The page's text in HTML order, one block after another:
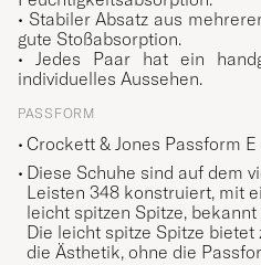
• Stabiler Absatz aus
gute Stoßabsorption.
• Jedes Paar hat ein
individuelles Aussehen.
PASSFORM
Crockett & Jones Passform
Diese Schuhe sind auf dem
Leisten 348 konstruiert, mit
leicht spitzen Spitze,
Die leicht spitze Spitze
die Ästhetik, ohne die